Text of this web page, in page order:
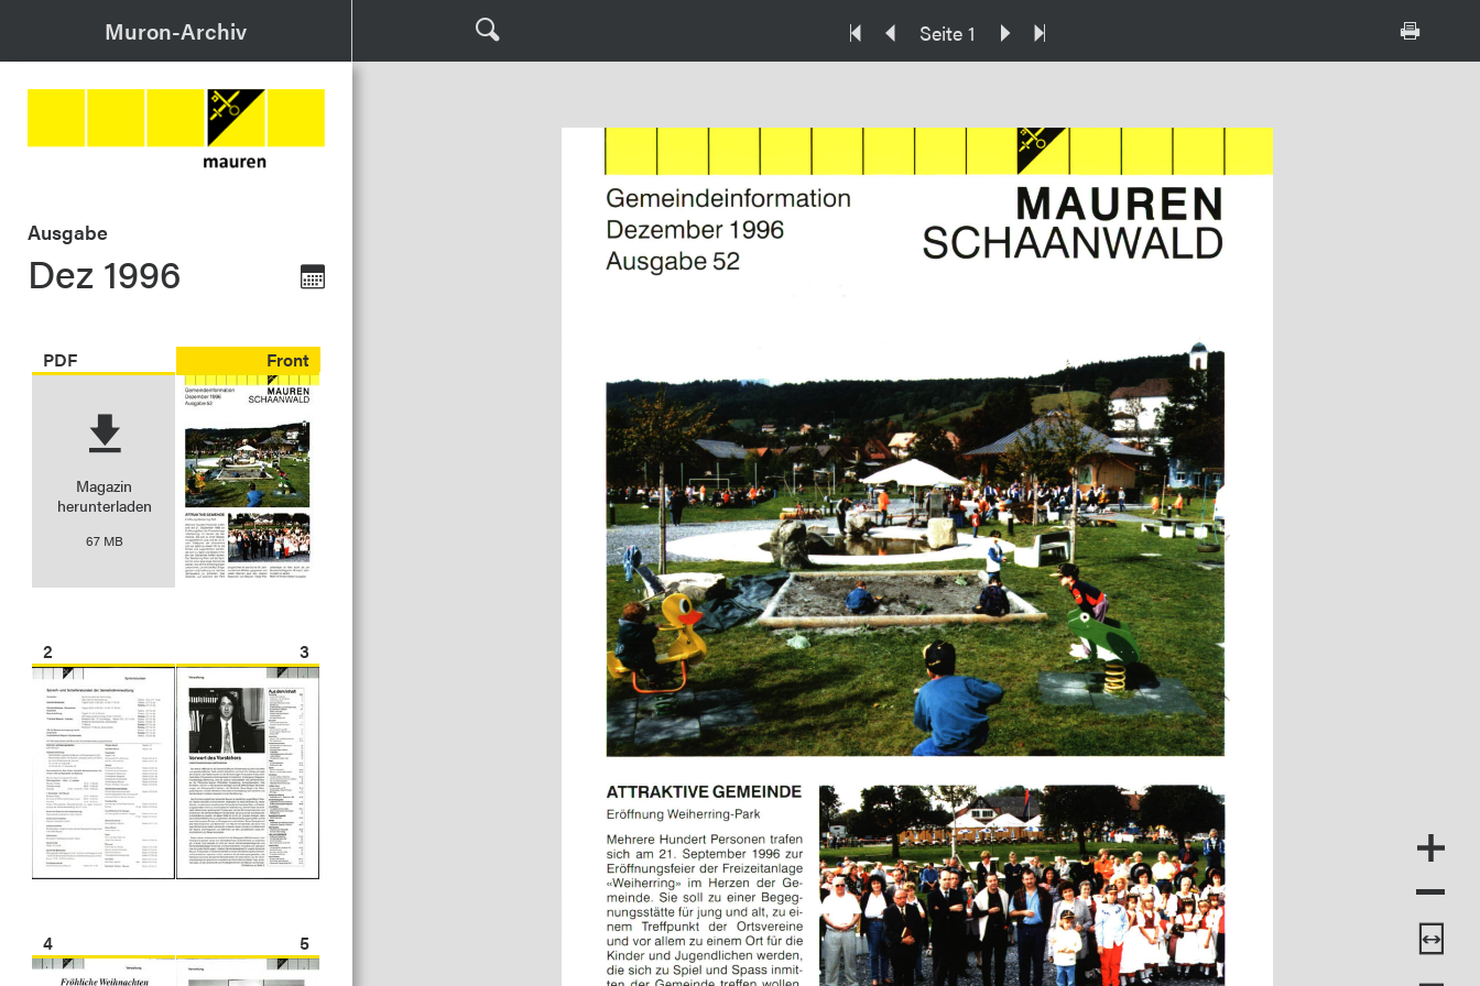
Muron-Archiv Seite 1
Ausgabe
Dez 1996
PDF
Magazin
herunterladen
67 MB
Front
2 3
4 5